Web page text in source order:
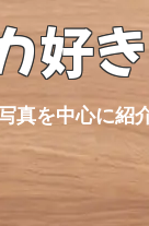
好き
真を中心に紹